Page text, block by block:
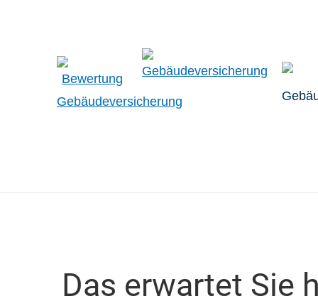
Das erwartet Sie